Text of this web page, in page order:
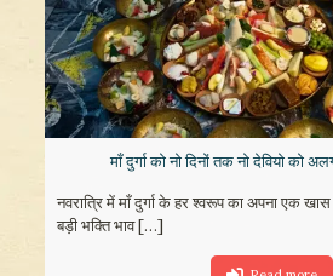
माँ दुर्गा को नो दिनों तक नो देवियो को
नवरात्रि में माँ दुर्गा के हर श्वरूप का अपना एक
बड़ी भक्ति भाव[…]